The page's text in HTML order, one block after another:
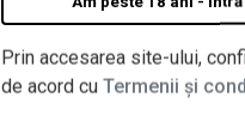
Prin accesarea site-ului,
de acord cu Termenii și